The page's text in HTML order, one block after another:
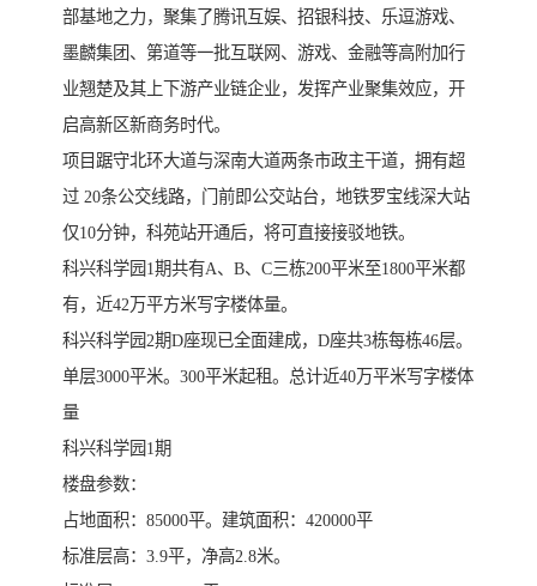
部基地之力，聚集了腾讯互娱、招银科技、乐逗游戏、
墨麟集团、第道等一批互联网、游戏、金融等高附加行
业翘楚及其上下游产业链企业，发挥产业聚集效应，开
启高新区新商务时代。
项目踞守北环大道与深南大道两条市政主干道，拥有超
过 20条公交线路，门前即公交站台，地铁罗宝线深大站
仅10分钟，科苑站开通后，将可直接接驳地铁。
科兴科学园1期共有A、B、C三栋200平米至1800平米都
有，近42万平方米写字楼体量。
科兴科学园2期D座现已全面建成，D座共3栋每栋46层。
单层3000平米。300平米起租。总计近40万平米写字楼体
量
科兴科学园1期
楼盘参数：
占地面积：85000平。建筑面积：420000平
标准层高：3.9平，净高2.8米。